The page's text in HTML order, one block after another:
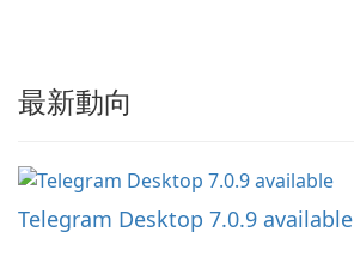
最新動向
Telegram Desktop 7.0.9 available